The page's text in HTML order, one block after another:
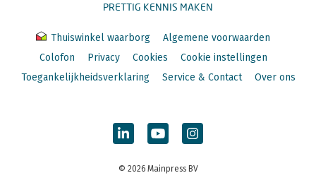
PRETTIG KENNIS MAKEN
Thuiswinkel waarborg
Algemene voorwaarden
Colofon
Privacy Cookies
Cookie instellingen
Toegankelijkheidsverklaring
Service & Contact Over ons
© 2026 Mainpress BV